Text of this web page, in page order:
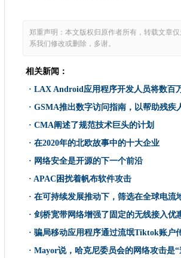
如果他们帮助赎金软件受害者支付，
GSMA推出数字访问指南，以帮助残疾
HMRC Shuns Gov.uk通知并寻求供
英国监管机构缺乏应对越来越多的算
Comms Giants流到亚马逊的边缘，
全球数据中心集线器分析揭示了65％
沃达丰，爱立信试用连接无人机的自
在2020年的北欧故事中的十大企业
新的承包商指定跨越德文和萨默塞特
H＆M集团在可持续发展推动下签署瑞
亚马逊负责违反欧盟反托拉斯规则
郑重声明：本文版权归原作者所有，转载文章
系我们修改或删除，多谢。
相关新闻：
· LAX And​​roid应用程序开发人员将数百
· GSMA推出数字访问指南，以帮助残疾
· CMA阐述了规范技术巨头的计划
· 在2020年的北欧故事中的十大企业
· 网络安全是开源的下一个前沿
· APAC困扰着帆布软件攻击
· 在可持续发展推动下，筛选在全球电流
· 剑桥宽带网络增强了固定的无线接入优
· 骗局移动应用程序通过流氓Tiktok账户
· Mayor说，哈克尼委员会的网络攻击是“